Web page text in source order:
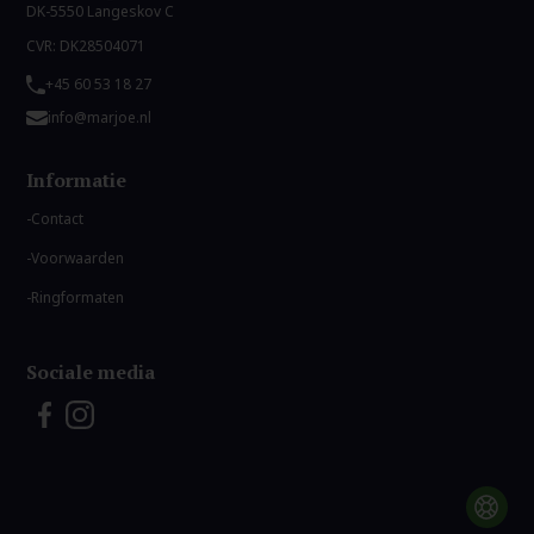
DK-5550 Langeskov C
CVR: DK28504071
+45 60 53 18 27
info@marjoe.nl
Informatie
Contact
Voorwaarden
Ringformaten
Sociale media